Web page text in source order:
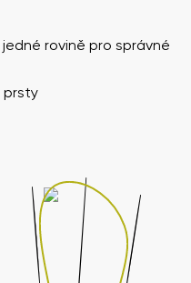
rovině pro správné
prsty